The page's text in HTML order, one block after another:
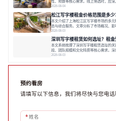
性、预算等核心需求。线上筛选时，应
区产业生态与交通区位价值。同时，需考
进行线下实地验证，核对空间实景、测试
数字化时代，写字楼出租网已成为企业寻
2026-08-04
松江写字楼租金价格范围是多少
本文介绍了上海松江区写字楼市场的多
态与综合服务。文章分析了市场概况、
空间。之后，以德必集团为例，说明运营
求与长期价值，选择匹配的发展载体。
解该区域的写字楼市场概况是决策的首先
2026-08-03
深圳写字楼租赁如何选址？租
本文系统梳理了深圳写字楼租赁选址的
段、团队规模和文化特质等核心需求。
新活力强，前海具政策优势。除传统写字
款。选址是综合性战略决策，旨在让办公
2026-08-03
预约看房
请填写以下信息，我们将尽快与您电话
*姓名